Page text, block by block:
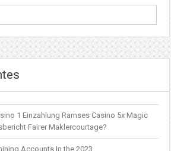
1 Einzahlung Ramses Casino 5x Magic
Fairer Maklercourtage?
Accounts In the 2023